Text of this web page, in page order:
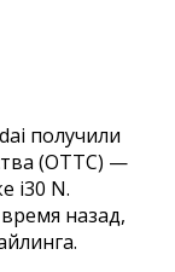
получили
(ОТТС) —
i30 N.
назад,